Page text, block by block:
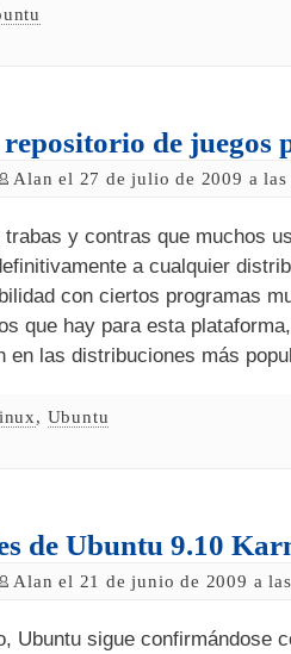
de juegos
Alan el 27 de julio de 2009 a
y contras que muchos
a cualquier
con ciertos programas
que hay para esta
en las distribuciones más
, Ubuntu
de Ubuntu 9.10
Alan el 21 de junio de 2009 a
Ubuntu sigue confirmándose